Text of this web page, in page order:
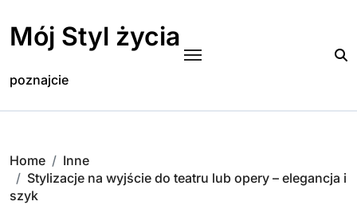
content
Mój Styl życia
poznajcie
Home
Inne
Stylizacje na wyjście do teatru lub opery – elegancja i
szyk